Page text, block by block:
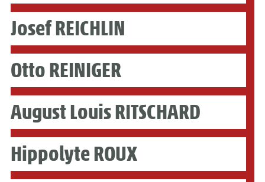
Josef REICHLIN
Otto REINIGER
August Louis RITSCHARD
Hippolyte ROUX